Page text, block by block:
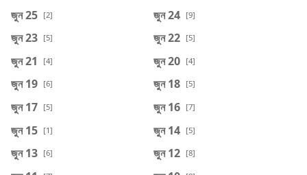
জুন 25 [2] জুন 24 [9]
জুন 23 [5] জুন 22 [5]
জুন 21 [4] জুন 20 [4]
জুন 19 [6] জুন 18 [5]
জুন 17 [5] জুন 16 [7]
জুন 15 [1] জুন 14 [5]
জুন 13 [6] জুন 12 [8]